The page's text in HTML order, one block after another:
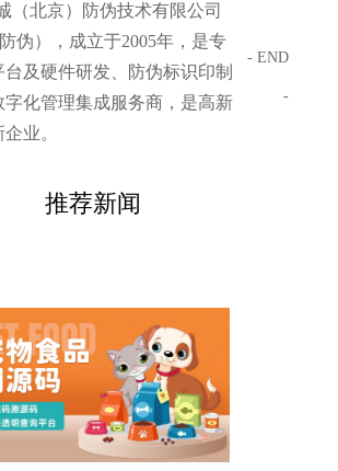
（北京）防伪技术有限公司
伪），成立于2005年，是专
及硬件研发、防伪标识印制
化管理集成服务商，是高新
业。
- END
-
推荐新闻